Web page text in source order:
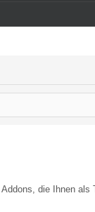
die Ihnen